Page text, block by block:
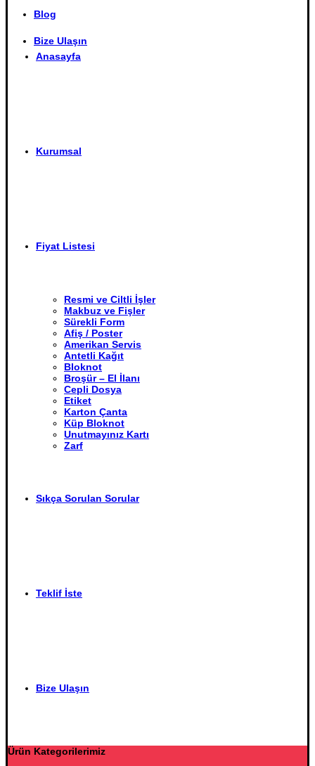
Blog
Bize Ulaşın
Anasayfa
Kurumsal
Fiyat Listesi
Resmi ve Ciltli İşler
Makbuz ve Fişler
Sürekli Form
Afiş / Poster
Amerikan Servis
Antetli Kağıt
Bloknot
Broşür – El İlanı
Cepli Dosya
Etiket
Karton Çanta
Küp Bloknot
Unutmayınız Kartı
Zarf
Sıkça Sorulan Sorular
Teklif İste
Bize Ulaşın
Ürün Kategorilerimiz